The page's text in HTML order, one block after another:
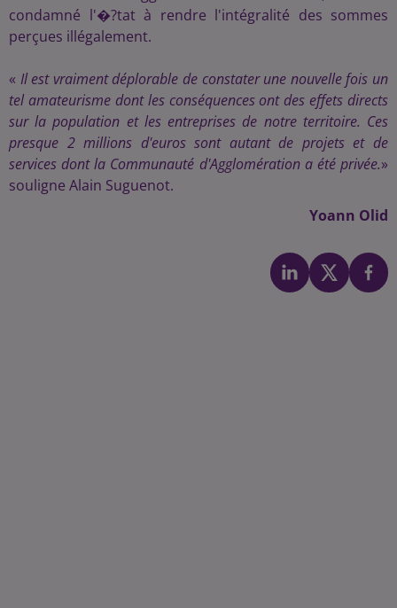
condamné l'�?tat à rendre l'intégralité des sommes
perçues illégalement.
« Il est vraiment déplorable de constater une nouvelle fois un
tel amateurisme dont les conséquences ont des effets directs
sur la population et les entreprises de notre territoire. Ces
presque 2 millions d'euros sont autant de projets et de
services dont la Communauté d'Agglomération a été privée.»
souligne Alain Suguenot.
Yoann Olid